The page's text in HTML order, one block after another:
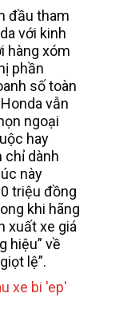
đầu tham
với kinh
hàng xóm
phần
số toàn
vẫn
ngoại
hay
chỉ dành
này
triệu đồng
khi hãng
xuất xe giá
hiệu” về
lệ”.